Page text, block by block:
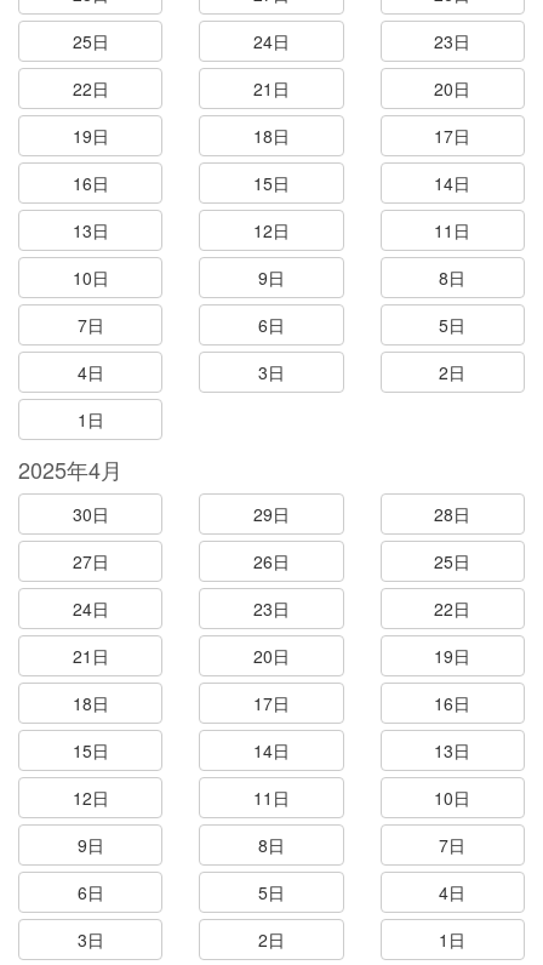
25日
24日
23日
22日
21日
20日
19日
18日
17日
16日
15日
14日
13日
12日
11日
10日
9日
8日
7日
6日
5日
4日
3日
2日
1日
2025年4月
30日 29日
28日
27日
26日
25日
24日
23日
22日
21日
20日
19日
18日
17日
16日
15日
14日
13日
12日
11日
10日
9日
8日
7日
6日
5日
4日
3日
2日 1日